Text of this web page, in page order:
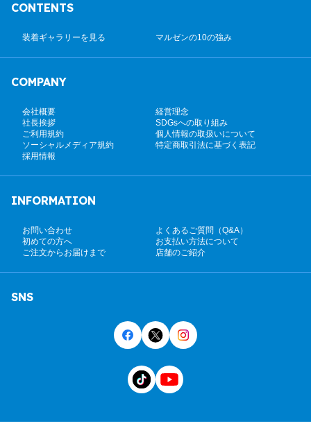
CONTENTS
装着ギャラリーを見る マルゼンの10の強み
COMPANY
会社概要
経営理念
社長挨拶
SDGsへの取り組み
ご利用規約
個人情報の取扱いについて
ソーシャルメディア規約
特定商取引法に基づく表記
採用情報
INFORMATION
お問い合わせ
よくあるご質問（Q&A）
初めての方へ
お支払い方法について
ご注文からお届けまで
店舗のご紹介
SNS